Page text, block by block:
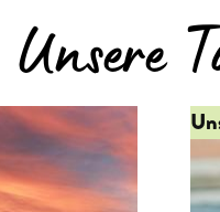
Unsere